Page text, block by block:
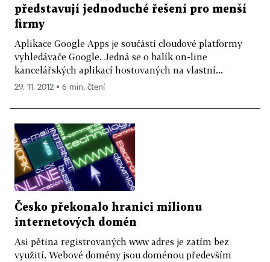
představují jednoduché řešení pro menší
firmy
Aplikace Google Apps je součástí cloudové platformy
vyhledávače Google. Jedná se o balík on-line
kancelářských aplikací hostovaných na vlastní...
29. 11. 2012 ▪ 6 min. čtení
Česko překonalo hranici milionu
internetových domén
Asi pětina registrovaných www adres je zatím bez
využití. Webové domény jsou doménou především